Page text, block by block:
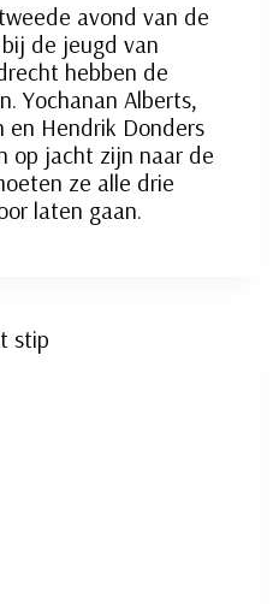
avond van de
de jeugd van
hebben de
Yochanan Alberts,
en Hendrik Donders
op jacht zijn naar de
ze alle drie
laten gaan.